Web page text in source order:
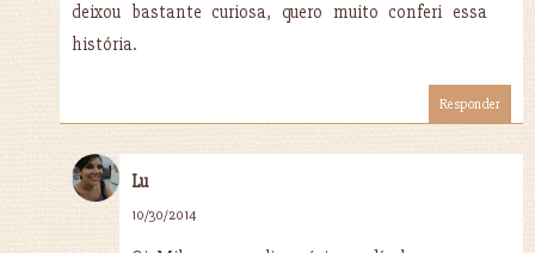
deixou bastante curiosa, quero muito conferi essa
história.
Responder
Lu
10/30/2014